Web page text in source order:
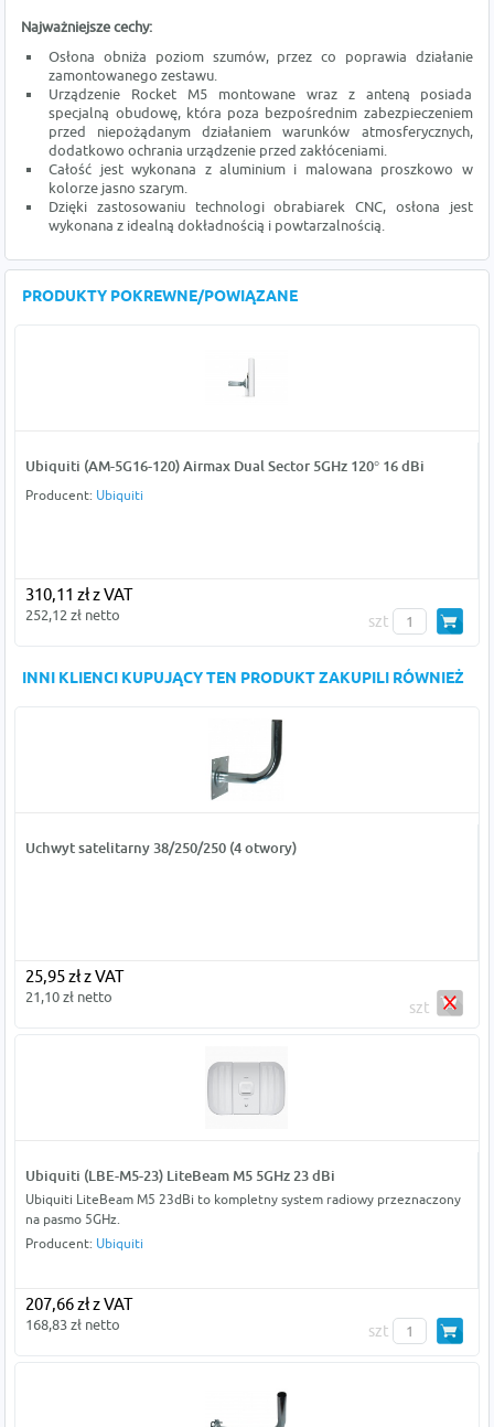
Najważniejsze cechy:
Osłona obniża poziom szumów, przez co poprawia działanie
zamontowanego zestawu.
Urządzenie Rocket M5 montowane wraz z anteną posiada
specjalną obudowę, która poza bezpośrednim zabezpieczeniem
przed niepożądanym działaniem warunków atmosferycznych,
dodatkowo ochrania urządzenie przed zakłóceniami.
Całość jest wykonana z aluminium i malowana proszkowo w
kolorze jasno szarym.
Dzięki zastosowaniu technologi obrabiarek CNC, osłona jest
wykonana z idealną dokładnością i powtarzalnością.
PRODUKTY POKREWNE/POWIĄZANE
Ubiquiti (AM-5G16-120) Airmax Dual Sector 5GHz 120° 16 dBi
Producent: Ubiquiti
310,11 zł z VAT
252,12 zł netto szt
INNI KLIENCI KUPUJĄCY TEN PRODUKT ZAKUPILI RÓWNIEŻ
Uchwyt satelitarny 38/250/250 (4 otwory)
25,95 zł z VAT
21,10 zł netto
szt
Ubiquiti (LBE-M5-23) LiteBeam M5 5GHz 23 dBi
Ubiquiti LiteBeam M5 23dBi to kompletny system radiowy przeznaczony
na pasmo 5GHz.
Producent: Ubiquiti
207,66 zł z VAT
168,83 zł netto szt